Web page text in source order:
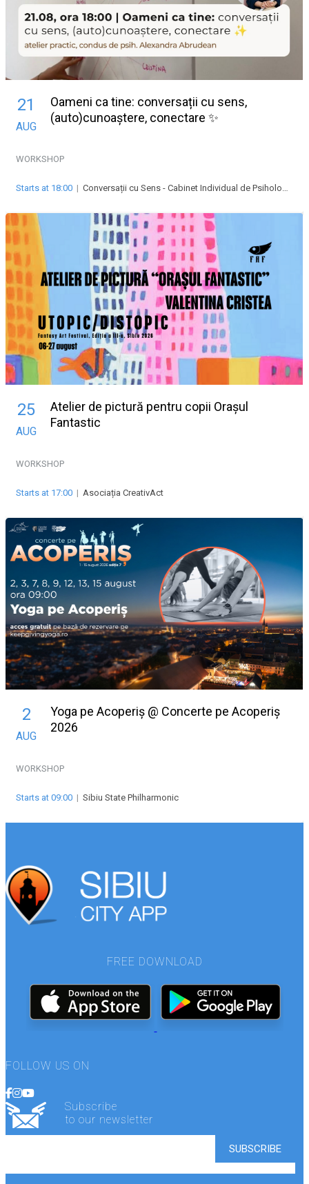
21
AUG
Oameni ca tine: conversații cu sens,
(auto)cunoaștere, conectare ✨
WORKSHOP
Starts at 18:00 | Conversații cu Sens - Cabinet Individual de Psihologie Abrudean Alexandra
25
AUG
Atelier de pictură pentru copii Orașul
Fantastic
WORKSHOP
Starts at 17:00 | Asociația CreativAct
2
AUG
Yoga pe Acoperiș @ Concerte pe Acoperiș
2026
WORKSHOP
Starts at 09:00 | Sibiu State Philharmonic
FREE DOWNLOAD
FOLLOW US ON
Subscribe
to our newsletter